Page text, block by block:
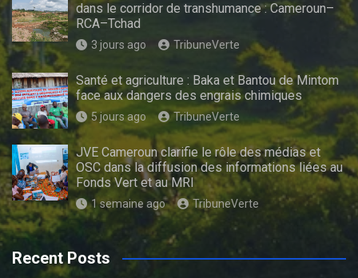
dans le corridor de transhumance : Cameroun–
RCA–Tchad
3 jours ago TribuneVerte
Santé et agriculture : Baka et Bantou de Mintom
face aux dangers des engrais chimiques
5 jours ago TribuneVerte
JVE Cameroun clarifie le rôle des médias et
OSC dans la diffusion des informations liées au
Fonds Vert et au MRI
1 semaine ago TribuneVerte
Recent Posts